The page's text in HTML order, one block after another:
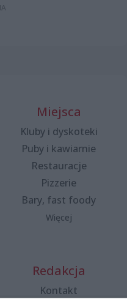
Miejsca
Kluby i dyskoteki
Puby i kawiarnie
Restauracje
Pizzerie
Bary, fast foody
Więcej
Redakcja
Kontakt